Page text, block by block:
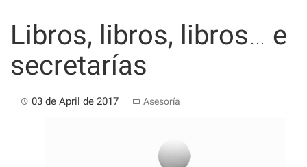
content
Libros, libros, libros… e
secretarías
03 de April de 2017 Asesoría